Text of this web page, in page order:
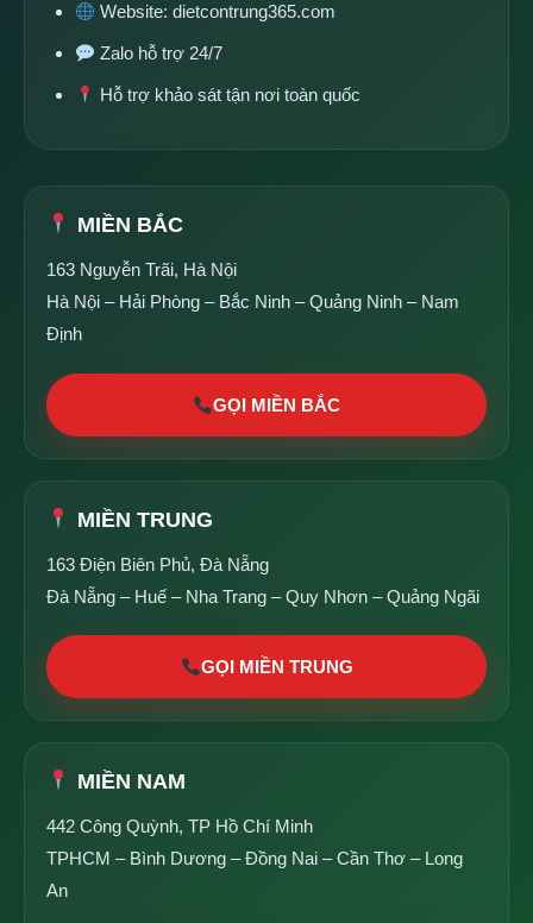
Website:dietcontrung365.com
Zalo hỗ trợ 24/7
Hỗ trợ khảo sát tận nơi toàn quốc
MIỀN BẮC
163 Nguyễn Trãi, Hà Nội
Hà Nội – Hải Phòng – Bắc Ninh – Quảng Ninh – Nam
Định
GỌI MIỀN BẮC
MIỀN TRUNG
163 Điện Biên Phủ, Đà Nẵng
Đà Nẵng – Huế – Nha Trang – Quy Nhơn – Quảng Ngãi
GỌI MIỀN TRUNG
MIỀN NAM
442 Công Quỳnh, TP Hồ Chí Minh
TPHCM – Bình Dương – Đồng Nai – Cần Thơ – Long
An